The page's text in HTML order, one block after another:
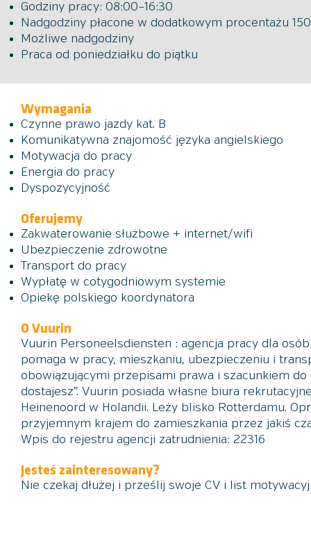
Godziny pracy: 08:00–16:30
Nadgodziny płacone w dodatkowym procentażu
Możliwe nadgodziny
Praca od poniedziałku do piątku
Wymagania
Czynne prawo jazdy kat. B
Komunikatywna znajomość języka angielskiego
Motywacja do pracy
Energia do pracy
Dyspozycyjność
Oferujemy
Zakwaterowanie służbowe + internet/wifi
Ubezpieczenie zdrowotne
Transport do pracy
Wypłatę w cotygodniowym systemie
Opiekę polskiego koordynatora
O Vuurin
Vuurin Personeelsdiensten : agencja pracy dla
pomaga w pracy, mieszkaniu, ubezpieczeniu i
obowiązującymi przepisami prawa i szacunkiem
dostajesz”. Vuurin posiada własne biura
Heinenoord w Holandii. Leży blisko Rotterdamu.
przyjemnym krajem do zamieszkania przez jakiś
Wpis do rejestru agencji zatrudnienia: 22316
Jesteś zainteresowany?
Nie czekaj dłużej i prześlij swoje CV i list